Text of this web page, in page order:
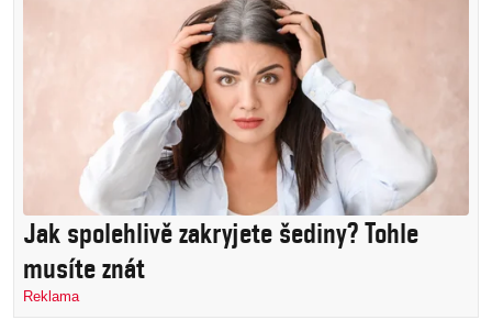
Jak spolehlivě zakryjete šediny? Tohle
musíte znát
Reklama